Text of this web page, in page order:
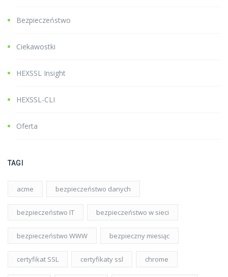
Bezpieczeństwo
Ciekawostki
HEXSSL Insight
HEXSSL-CLI
Oferta
TAGI
acme bezpieczeństwo danych
bezpieczeństwo IT bezpieczeństwo w sieci
bezpieczeństwo WWW bezpieczny miesiąc
certyfikat SSL certyfikaty ssl chrome